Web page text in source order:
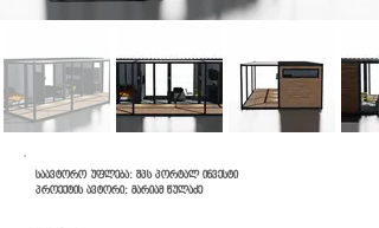
საავტორო უფლება: შპს პორტალ ინვესტი
პროექტის ავტორი: მარიამ წულაძე